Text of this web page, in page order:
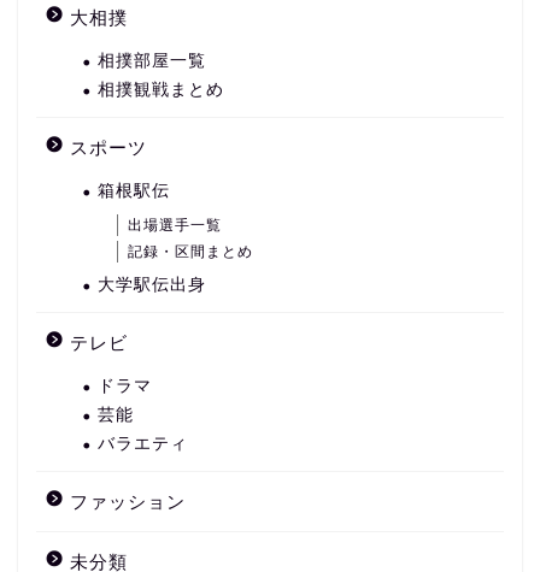
大相撲
相撲部屋一覧
相撲観戦まとめ
スポーツ
箱根駅伝
出場選手一覧
記録・区間まとめ
大学駅伝出身
テレビ
ドラマ
芸能
バラエティ
ファッション
未分類